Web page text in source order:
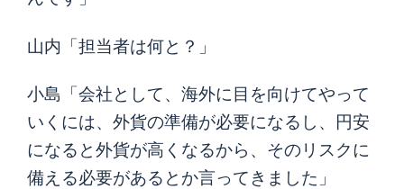
山内「担当者は何と？」
小島「会社として、海外に目を向けてやって
いくには、外貨の準備が必要になるし、円安
になると外貨が高くなるから、そのリスクに
備える必要があるとか言ってきました」